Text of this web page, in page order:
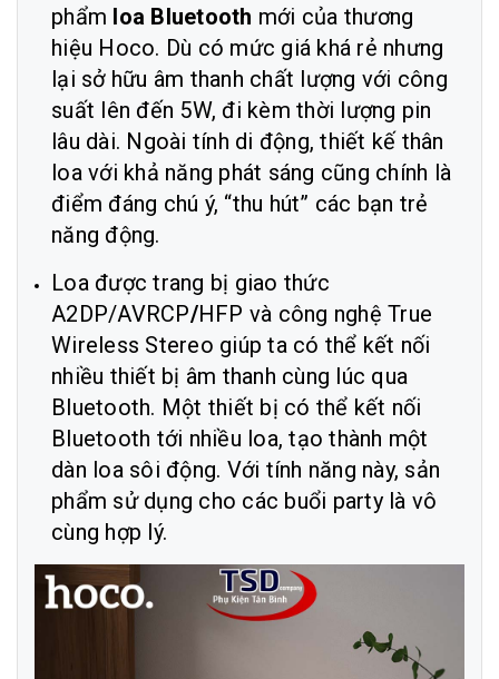
phẩm loa Bluetooth mới của thương
hiệu Hoco. Dù có mức giá khá rẻ nhưng
lại sở hữu âm thanh chất lượng với công
suất lên đến 5W, đi kèm thời lượng pin
lâu dài. Ngoài tính di động, thiết kế thân
loa với khả năng phát sáng cũng chính là
điểm đáng chú ý, “thu hút” các bạn trẻ
năng động.
Loa được trang bị giao thức
A2DP/AVRCP/HFP và công nghệ True
Wireless Stereo giúp ta có thể kết nối
nhiều thiết bị âm thanh cùng lúc qua
Bluetooth. Một thiết bị có thể kết nối
Bluetooth tới nhiều loa, tạo thành một
dàn loa sôi động. Với tính năng này, sản
phẩm sử dụng cho các buổi party là vô
cùng hợp lý.